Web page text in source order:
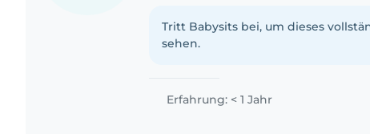
kreativ und geduldig..
Tritt Babysits bei, um dieses
sehen.
Erfahrung: < 1 Jahr